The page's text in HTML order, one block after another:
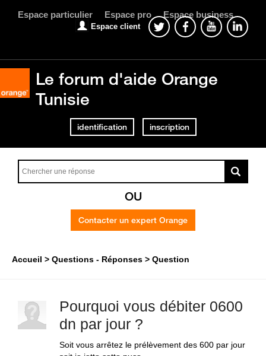
Espace particulier Espace pro Espace business
Espace client
Le forum d'aide Orange
Tunisie
identification inscription
OU
Contacter un expert Orange
Accueil Questions - Réponses Question
Pourquoi vous débiter 0600
dn par jour ?
Soit vous arrêtez le prélèvement des 600 par jour